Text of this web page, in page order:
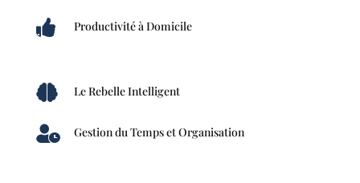
 Productivité à Domicile
 Le Rebelle Intelligent
 Gestion du Temps et Organisation